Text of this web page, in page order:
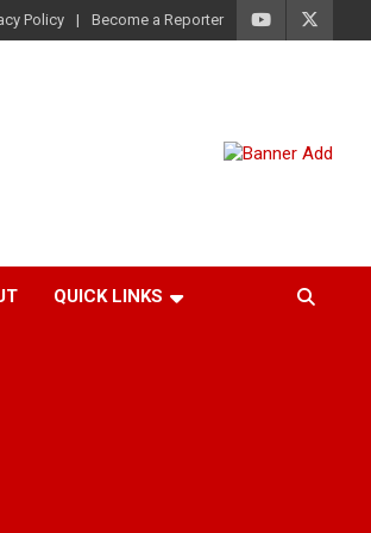
Policy Become a Reporter
QUICK LINKS